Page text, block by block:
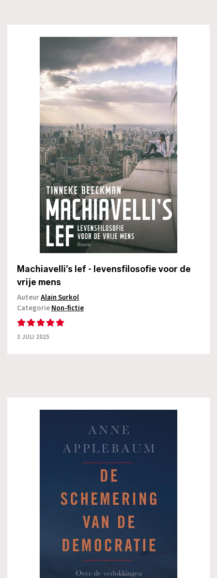
Machiavelli’s lef - levensfilosofie voor de
vrije mens
AuteurAlain Surkol
CategorieNon-fictie
3 JULI 2025